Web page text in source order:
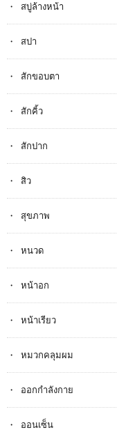
สบู่ล้างหน้า
สปา
สักขอบตา
สักคิ้ว
สักปาก
สิว
สุขภาพ
หนวด
หน้าอก
หน้าเรียว
หมวกคลุมผม
ออกกำลังกาย
ออนเซ็น